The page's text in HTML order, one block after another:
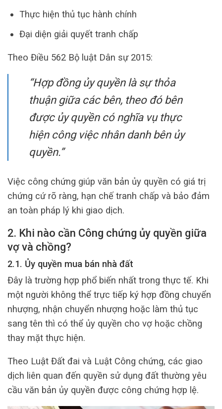
Thực hiện thủ tục hành chính
Đại diện giải quyết tranh chấp
Theo Điều 562 Bộ luật Dân sự 2015:
“Hợp đồng ủy quyền là sự thỏa
thuận giữa các bên, theo đó bên
được ủy quyền có nghĩa vụ thực
hiện công việc nhân danh bên ủy
quyền.”
Việc công chứng giúp văn bản ủy quyền có giá trị
chứng cứ rõ ràng, hạn chế tranh chấp và bảo đảm
an toàn pháp lý khi giao dịch.
2. Khi nào cần Công chứng ủy quyền giữa
vợ và chồng?
2.1. Ủy quyền mua bán nhà đất
Đây là trường hợp phổ biến nhất trong thực tế. Khi
một người không thể trực tiếp ký hợp đồng chuyển
nhượng, nhận chuyển nhượng hoặc làm thủ tục
sang tên thì có thể ủy quyền cho vợ hoặc chồng
thay mặt thực hiện.
Theo Luật Đất đai và Luật Công chứng, các giao
dịch liên quan đến quyền sử dụng đất thường yêu
cầu văn bản ủy quyền được công chứng hợp lệ.